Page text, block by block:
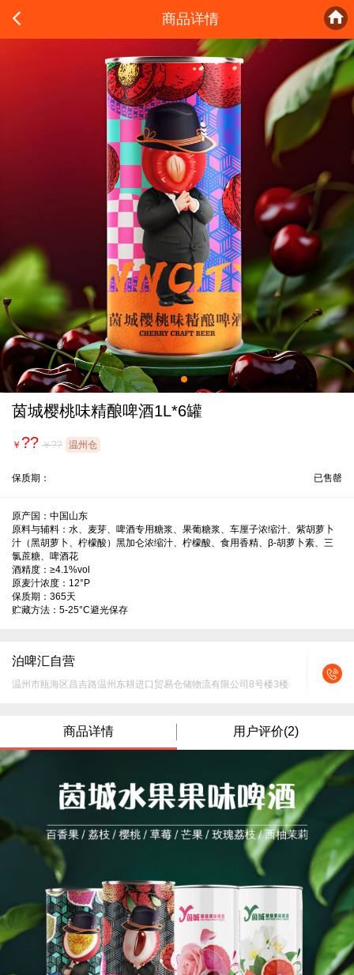
 商品详情 
茵城樱桃味精酿啤酒1L*6罐
￥ ?? ￥?? 温州仓
保质期： 已售罄
原产国：中国山东
原料与辅料：水、麦芽、啤酒专用糖浆、果葡糖浆、车厘子浓缩汁、紫胡萝卜
汁（黑胡萝卜、柠檬酸）黑加仑浓缩汁、柠檬酸、食用香精、β-胡萝卜素、三
氯蔗糖、啤酒花
酒精度：≥4.1%vol
原麦汁浓度：12°P
保质期：365天
贮藏方法：5-25°C避光保存
泊啤汇自营
温州市瓯海区昌吉路温州东耕进口贸易仓储物流有限公司8号楼3楼
商品详情 用户评价(2)